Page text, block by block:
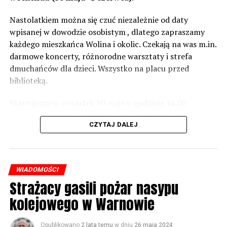
zabezpieczeń. Dopóki nie będzie tych przekroczonych
norm dopuszczalnego hałasu, no to nie możemy nic
zrobić. Tam są odpowiednie normy – 61 i 56 decybeli –
zaznacza.
Foto: Wojciech Basałygo
Nastolatkiem można się czuć niezależnie od daty
wpisanej w dowodzie osobistym , dlatego zapraszamy
każdego mieszkańca Wolina i okolic. Czekają na was m.in.
darmowe koncerty, różnorodne warsztaty i strefa
dmuchańców dla dzieci. Wszystko na placu przed
biblioteką.
występami zespołów „Yellow” i „Specyficzni”.
CZYTAJ DALEJ
WIADOMOŚCI
Strażacy gasili pożar nasypu
kolejowego w Warnowie
Opublikowano 2 lata temu w dniu 26 maja 2024